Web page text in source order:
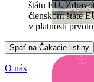
štátu EÚ.
členskom štáte
v platnosti
O nás